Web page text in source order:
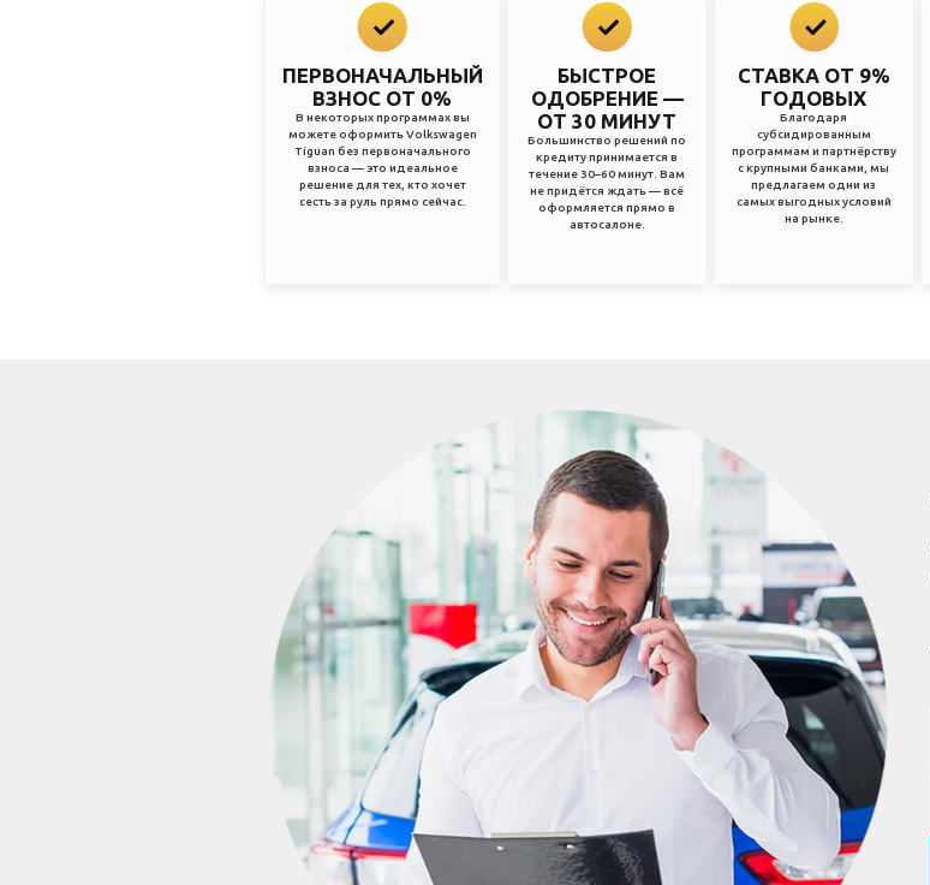
ПЕРВОНАЧАЛЬНЫЙ
ВЗНОС ОТ 0%
В некоторых программах вы
можете оформить Volkswagen
Tiguan без первоначального
взноса — это идеальное
решение для тех, кто хочет
сесть за руль прямо сейчас.
БЫСТРОЕ
ОДОБРЕНИЕ —
ОТ 30 МИНУТ
Большинство решений по
кредиту принимается в
течение 30–60 минут. Вам
не придётся ждать — всё
оформляется прямо в
автосалоне.
СТАВКА ОТ 9%
ГОДОВЫХ
Благодаря
субсидированным
программам и партнёрству
с крупными банками, мы
предлагаем одни из
самых выгодных условий
на рынке.